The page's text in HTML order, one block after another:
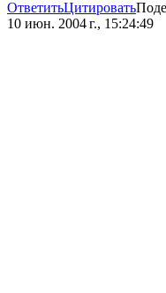
ОтветитьЦитировать
10 июн. 2004 г., 15:24:49